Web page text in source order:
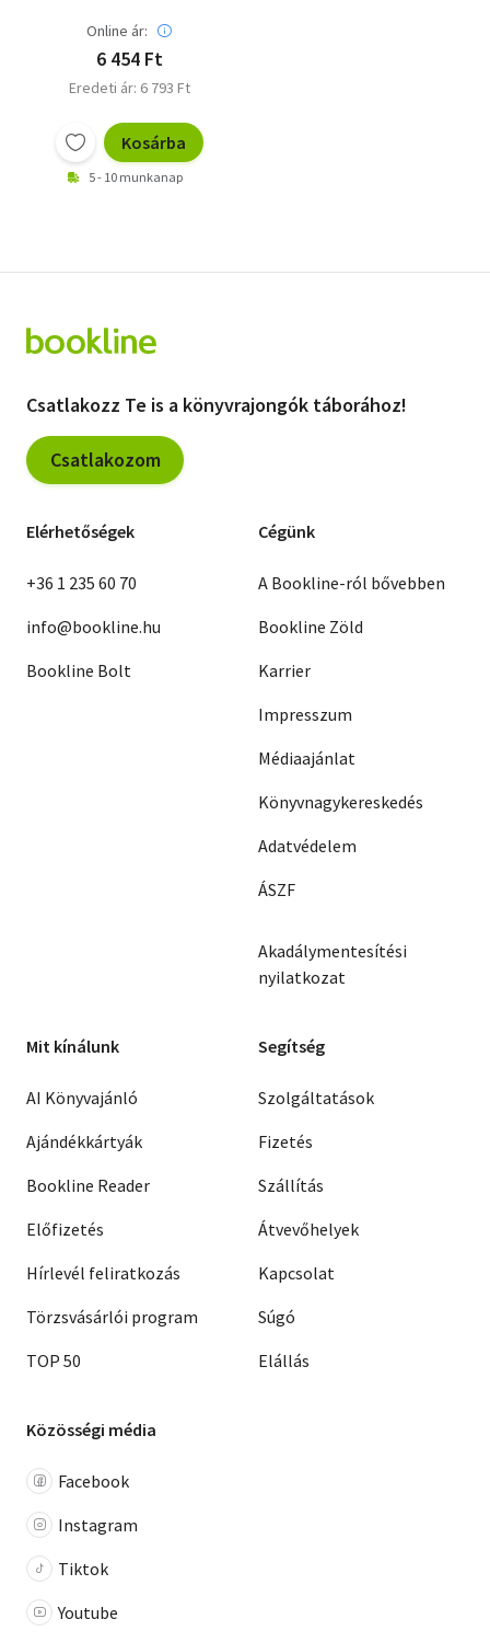
Online ár:
6 454 Ft
Eredeti ár: 6 793 Ft
Kosárba
5 - 10 munkanap
Csatlakozz Te is a könyvrajongók táborához!
Csatlakozom
Elérhetőségek
+36 1 235 60 70
info@bookline.hu
Bookline Bolt
Cégünk
A Bookline-ról bővebben
Bookline Zöld
Karrier
Impresszum
Médiaajánlat
Könyvnagykereskedés
Adatvédelem
ÁSZF
Akadálymentesítési
nyilatkozat
Mit kínálunk
AI Könyvajánló
Ajándékkártyák
Bookline Reader
Előfizetés
Hírlevél feliratkozás
Törzsvásárlói program
TOP 50
Segítség
Szolgáltatások
Fizetés
Szállítás
Átvevőhelyek
Kapcsolat
Súgó
Elállás
Közösségi média
Facebook
Instagram
Tiktok
Youtube